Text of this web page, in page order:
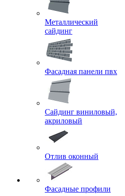
Металлический
сайдинг
Фасадная панели пвх
Сайдинг виниловый,
акриловый
Отлив оконный
Фасадные профили